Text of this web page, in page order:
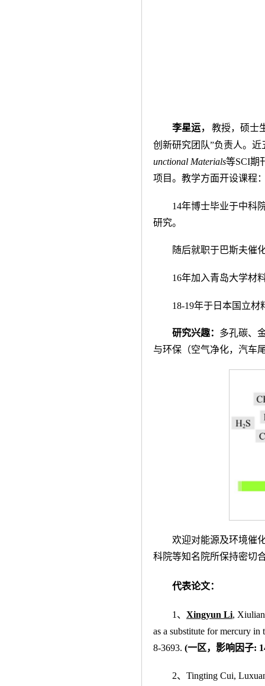
李星运，
教授，硕士
创新研究团队”负责人。近
unctional Materials等SCI期
项目。教学方面开设课程
14年博士毕业于中科
研究。
随后就职于巴斯夫催
16年加入青岛大学材
18-19年于日本国立材
研究兴趣： 多孔碳、
与环保（空气净化，汽车
欢迎对能源及环境催
科院等知名院所保持密切
代表论文：
1、 Xingyun Li,
as a substitute for mercury
8-3693. (一区，影响因子:
2、Tingting Cui,